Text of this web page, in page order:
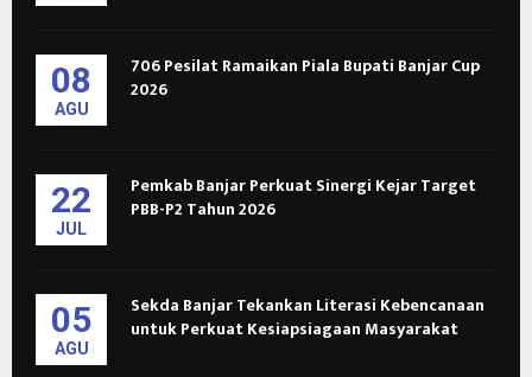
08
AGU
706 Pesilat Ramaikan Piala Bupati Banjar Cup
2026
22
JUL
Pemkab Banjar Perkuat Sinergi Kejar Target
PBB-P2 Tahun 2026
05
AGU
Sekda Banjar Tekankan Literasi Kebencanaan
untuk Perkuat Kesiapsiagaan Masyarakat